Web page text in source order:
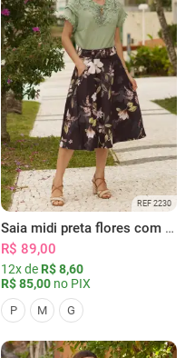
REF 2230
Saia midi preta flores com bolsos
R$ 89,00
12x de R$ 8,60
R$ 85,00 no PIX
P M G